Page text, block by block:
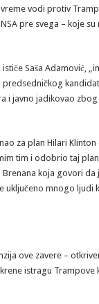
vodi protiv
pre svega – koje
Saša Adamović,
i javno jadikovao
za plan Hilari
tim i odobrio taj
koja govori
uključeno mnogo ljudi
ove zavere –
istragu